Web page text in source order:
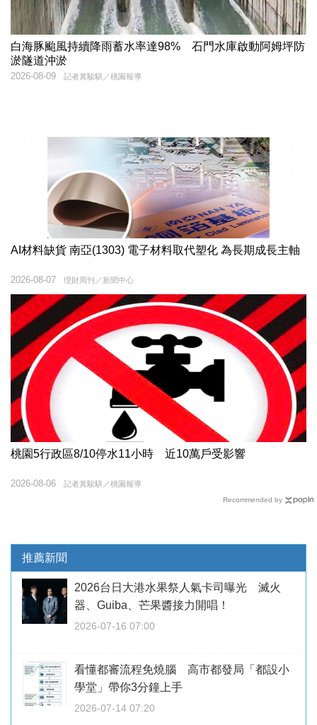
白海豚颱風持續降雨蓄水率達98% 石門水庫啟動阿姆坪防
淤隧道沖淤
記者黃駿騏／桃園報導
2026-08-09
AI材料缺貨 南亞(1303) 電子材料取代塑化 為長期成長主軸
理財周刊／新聞中心
2026-08-07
桃園5行政區8/10停水11小時 近10萬戶受影響
記者黃駿騏／桃園報導
2026-08-06
Recommended by
推薦新聞
2026台日大港水果祭人氣卡司曝光 滅火
器、Guiba、芒果醬接力開唱！
2026-07-16 07:00
看懂都審流程免燒腦 高市都發局「都設小
學堂」帶你3分鐘上手
2026-07-14 07:20